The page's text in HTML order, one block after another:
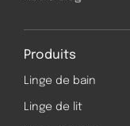
Produits
Linge de bain
Linge de lit